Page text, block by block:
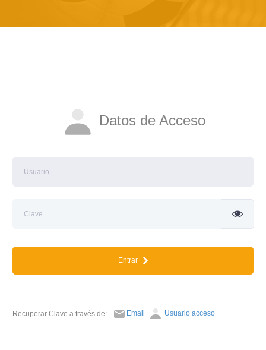
Datos de Acceso
Entrar
Recuperar Clave a través de: Email Usuario acceso